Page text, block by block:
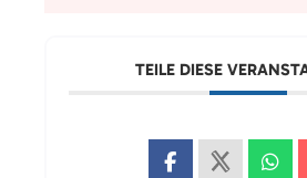
TEILE DIESE